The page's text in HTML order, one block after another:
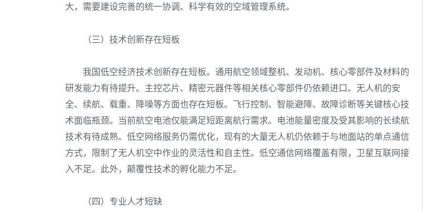
大，需要建设完善的统一协调、科学有效的空域管理系统。
（三）技术创新存在短板
我国低空经济技术创新存在短板。通用航空领域整机、发动机、核心零部件及材料的
研发能力有待提升。主控芯片、精密元器件等相关核心零部件仍依赖进口。无人机的安
全、续航、载重、降噪等方面也存在短板。飞行控制、智能避障、故障诊断等关键核心技
术面临瓶颈。当前航空电池仅能满足短距离航行需求。电池能量密度及受其影响的长续航
技术有待成熟。低空网络服务仍需优化，现有的大量无人机仍依赖于与地面站的单点通信
方式，限制了无人机空中作业的灵活性和自主性。低空通信网络覆盖有限，卫星互联网接
入不足。此外，颠覆性技术的孵化能力不足。
（四）专业人才短缺